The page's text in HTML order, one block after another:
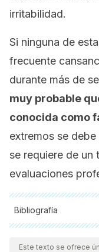
irritabilidad.
Si ninguna de
frecuente
durante más de
muy probable
conocida como
extremos se
se requiere de un
evaluaciones
Bibliografía
Todas las fuentes
nuestro equipo, para
Este texto se ofrece